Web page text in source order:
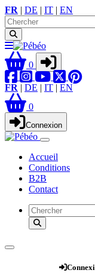
FR | DE | IT | EN
0
FR | DE | IT | EN
0
Connexion
Accueil
Conditions
B2B
Contact